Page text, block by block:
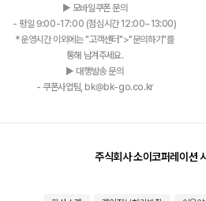
▶ 모바일쿠폰 문의
- 평일 9:00-17:00 (점심시간 12:00~13:00)
*운영시간 이외에는 "고객센터">"문의하기"를
통해 남겨주세요.
▶ 대행발송 문의
- 쿠폰사업팀, bk@bk-go.co.kr
주식회사 소이코퍼레이션